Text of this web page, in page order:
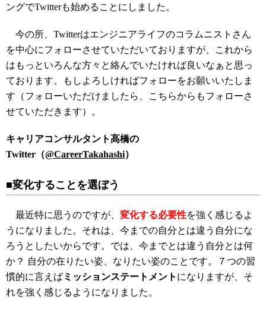
ングでTwitterも始めることにしました。
今の所、Twitterはエンジニアライフのコラムニストさん
を中心にフォローさせていただいておりますが、これから
はもっといろんな方々と絡んでいたければ良いなぁと思っ
ております。もしよろしければフォローをお願いいたしま
す（フォローいただけましたら、こちらからもフォローさ
せていただきます）。
キャリアコンサルタント高橋の
Twitter（@CareerTakahashi）
■変化することを選ぼう
最近特に思うのですが、 変化する必要性を強く感じるよ
うになりました。それは、今までの自分とは違う自分にな
ろうとしたいからです。では、今までとは違う自分とは何
か？ 自分の在りたい姿、なりたい姿のことです。７つの習
慣的に言えばミッションステートメント になりますが、そ
れを強く感じるようになりました。